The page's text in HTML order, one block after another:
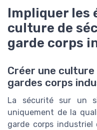
Impliquer les
culture de
garde corps
Créer une
gardes corps
La sécurité sur un
uniquement de la
garde corps industriel